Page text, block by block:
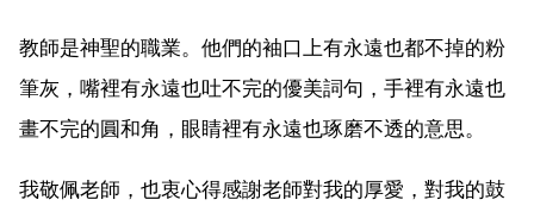
教師是神聖的職業。他們的袖口上有永遠也都不掉的粉
筆灰，嘴裡有永遠也吐不完的優美詞句，手裡有永遠也
畫不完的圓和角，眼睛裡有永遠也琢磨不透的意思。
我敬佩老師，也衷心得感謝老師對我的厚愛，對我的鼓